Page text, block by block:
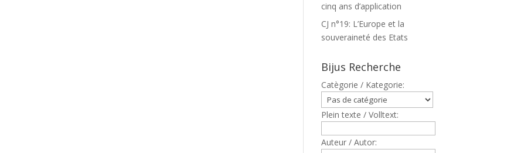
cinq ans d’application
CJ n°19: L’Europe et la
souveraineté des Etats
Bijus Recherche
Catègorie / Kategorie:
Plein texte / Volltext:
Auteur / Autor: